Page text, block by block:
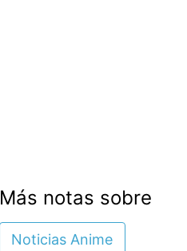
Más notas sobre
Noticias Anime